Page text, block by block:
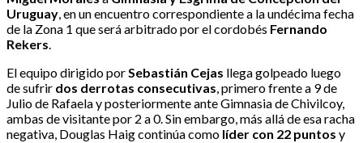
Uruguay, en un encuentro correspondiente a la undécima fecha
de la Zona 1 que será arbitrado por el cordobés Fernando
Rekers.
El equipo dirigido porSebastián Cejas llega golpeado luego
de sufrir dos derrotas consecutivas, primero frente a 9 de
Julio de Rafaela y posteriormente ante Gimnasia de Chivilcoy,
ambas de visitante por 2 a 0. Sin embargo, más allá de esa racha
negativa, Douglas Haig continúa como líder con 22 puntos y